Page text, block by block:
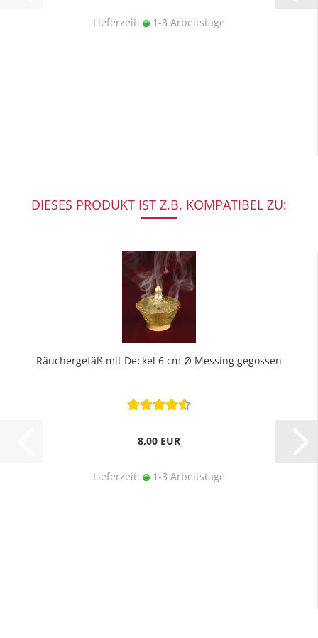
Lieferzeit: 1-3 Arbeitstage
DIESES PRODUKT IST Z.B. KOMPATIBEL ZU:
Räuchergefäß mit Deckel 6 cm Ø Messing gegossen
8,00 EUR
Lieferzeit: 1-3 Arbeitstage